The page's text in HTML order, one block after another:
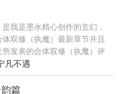
我是墨水精心创作的玄幻，
双修（执魔）最新章节并且
发表的合体双修（执魔）评
赞同或者支持合体双修（执
凡不遇
篇